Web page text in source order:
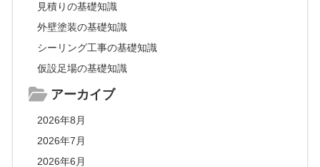
見積りの基礎知識
外壁塗装の基礎知識
シーリング工事の基礎知識
仮設足場の基礎知識
アーカイブ
2026年8月
2026年7月
2026年6月